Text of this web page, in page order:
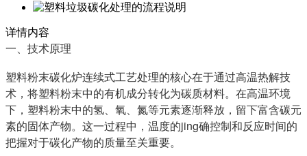
详情内容
一、技术原理
塑料粉末碳化炉连续式工艺处理的核心在于通过高温热解技
术，将塑料粉末中的有机成分转化为碳质材料。在高温环境
下，塑料粉末中的氢、氧、氮等元素逐渐释放，留下富含碳元
素的固体产物。这一过程中，温度的jing确控制和反应时间的
把握对于碳化产物的质量至关重要。